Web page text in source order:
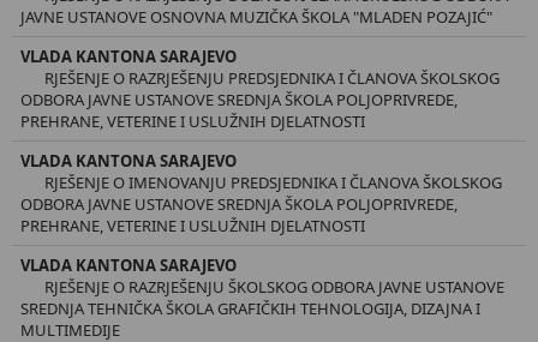
JAVNE USTANOVE OSNOVNA MUZIČKA ŠKOLA "MLADEN POZAJIĆ"
VLADA KANTONA SARAJEVO
RJEŠENJE O RAZRJEŠENJU PREDSJEDNIKA I ČLANOVA ŠKOLSKOG
ODBORA JAVNE USTANOVE SREDNJA ŠKOLA POLJOPRIVREDE,
PREHRANE, VETERINE I USLUŽNIH DJELATNOSTI
VLADA KANTONA SARAJEVO
RJEŠENJE O IMENOVANJU PREDSJEDNIKA I ČLANOVA ŠKOLSKOG
ODBORA JAVNE USTANOVE SREDNJA ŠKOLA POLJOPRIVREDE,
PREHRANE, VETERINE I USLUŽNIH DJELATNOSTI
VLADA KANTONA SARAJEVO
RJEŠENJE O RAZRJEŠENJU ŠKOLSKOG ODBORA JAVNE USTANOVE
SREDNJA TEHNIČKA ŠKOLA GRAFIČKIH TEHNOLOGIJA, DIZAJNA I
MULTIMEDIJE